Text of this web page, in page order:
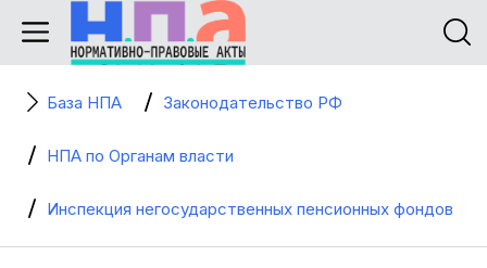
База НПА Законодательство РФ
НПА по Органам власти
Инспекция негосударственных пенсионных фондов